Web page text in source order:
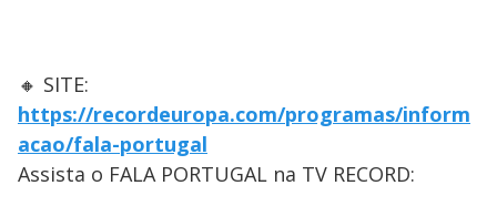
🔸 SITE:
https://recordeuropa.com/programas/inform
acao/fala-portugal
Assista o FALA PORTUGAL na TV RECORD: